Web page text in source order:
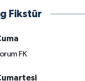
Fikstür
FK